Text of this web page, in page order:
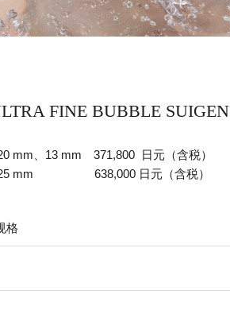
FINE BUBBLE SUIGEN
mm、13 mm 371,800 日元（含税）
mm
638,000 日元（含税）
格